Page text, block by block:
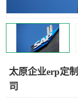
太原企业erp定
司
玩具厂erp系统
小工厂erp系统
制衣厂erp系统